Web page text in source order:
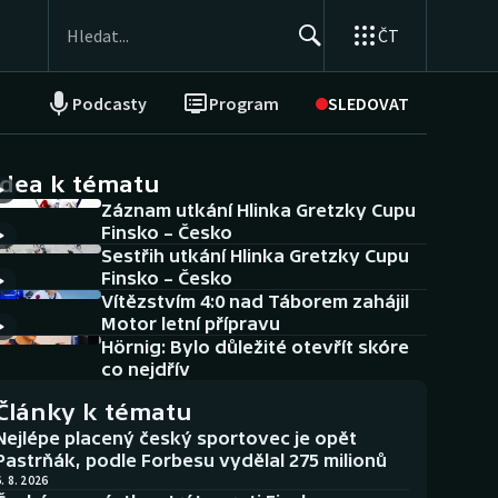
ČT
Podcasty Program SLEDOVAT
NEPŘEHLÉDNĚTE
Historické návraty
Aplikace ČT sport
AZ kvíz
k tématu
Záznam utkání Hlinka Gretzky Cupu
Finsko – Česko
Sestřih utkání Hlinka Gretzky Cupu
Finsko – Česko
Vítězstvím 4:0 nad Táborem zahájil
Motor letní přípravu
Hörnig: Bylo důležité otevřít skóre
co nejdřív
k tématu
placený český sportovec je opět
podle Forbesu vydělal 275 milionů
8. 2026